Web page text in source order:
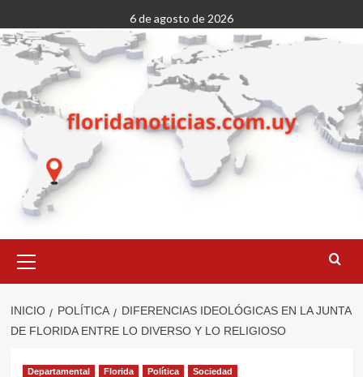
al
contenido
6 de agosto de 2026
primario
INICIO POLÍTICA
DIFERENCIAS IDEOLÓGICAS EN LA JUNTA
DE FLORIDA ENTRE LO DIVERSO Y LO RELIGIOSO
Departamental Florida Política Sociedad